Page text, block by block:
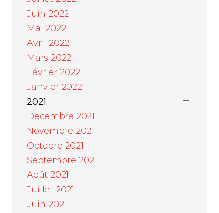
Juin 2022
Mai 2022
Avril 2022
Mars 2022
Février 2022
Janvier 2022
2021
Decembre 2021
Novembre 2021
Octobre 2021
Septembre 2021
Août 2021
Juillet 2021
Juin 2021